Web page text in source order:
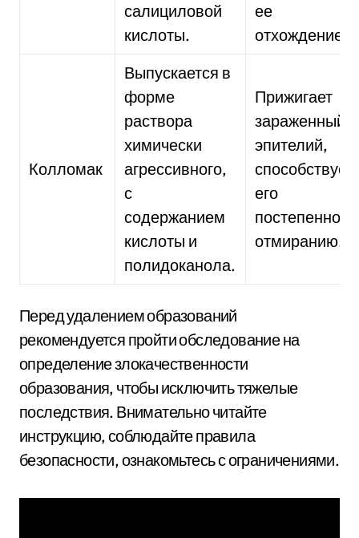
салициловой
кислоты.
ее
отхождением.
Колломак
Выпускается в
форме
раствора
химически
агрессивного,
с
содержанием
кислоты и
полидоканола.
Прижигает
зараженный
эпителий,
способствует
его
отмиранию.
Перед удалением образований
рекомендуется пройти обследование на
определение злокачественности
образования, чтобы исключить тяжелые
последствия. Внимательно читайте
инструкцию, соблюдайте правила
безопасности, ознакомьтесь с ограничениями.